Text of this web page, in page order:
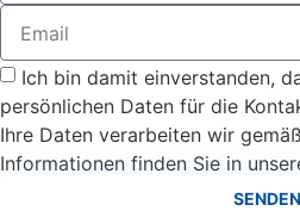
Ich bin damit einverstanden,
persönlichen Daten für die
Ihre Daten verarbeiten wir
Informationen finden Sie in
SENDEN